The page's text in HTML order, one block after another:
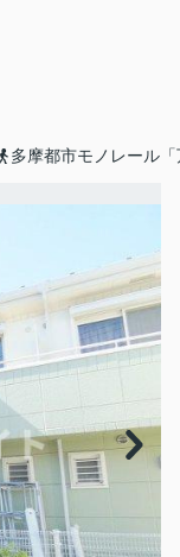
多摩都市モノレール